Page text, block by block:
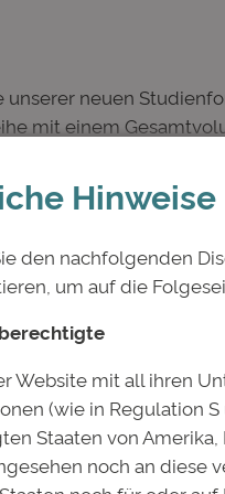
unserer neuen
mit einem
bei einer Laufzeit von
Anleger bei der
fördert mit
oder Ausland
nehmen an
intensive
zahlen
und die
wird der Investor
beteiligt
Hinweise
den nachfolgenden
um auf die
Website mit all ihren
(wie in Regulation
Staaten von
noch an diese